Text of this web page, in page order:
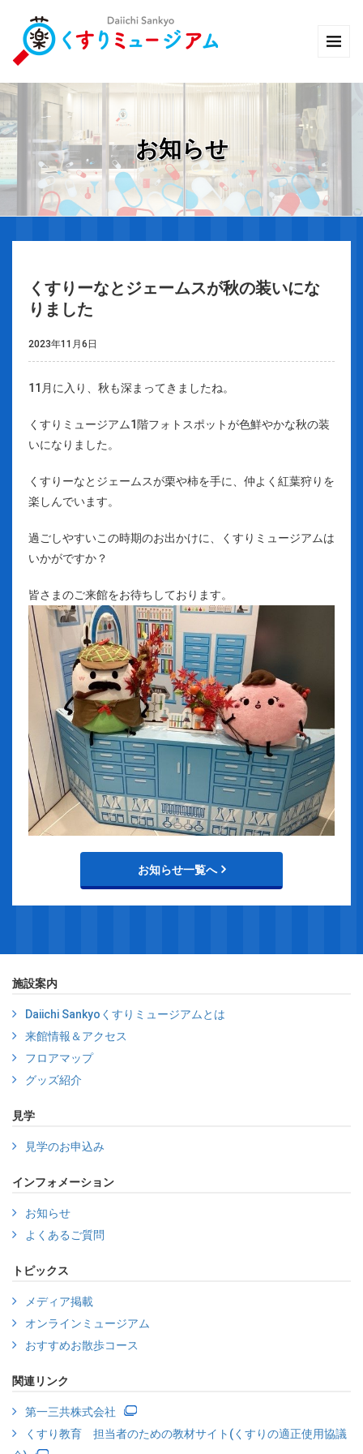
お知らせ
くすりーなとジェームスが秋の装いにな
りました
2023年11月6日
11月に入り、秋も深まってきましたね。
くすりミュージアム1階フォトスポットが色鮮やかな秋の装
いになりました。
くすりーなとジェームスが栗や柿を手に、仲よく紅葉狩りを
楽しんでいます。
過ごしやすいこの時期のお出かけに、くすりミュージアムは
いかがですか？
皆さまのご来館をお待ちしております。
お知らせ一覧へ
施設案内
Daiichi Sankyoくすりミュージアムとは
来館情報＆アクセス
フロアマップ
グッズ紹介
見学
見学のお申込み
インフォメーション
お知らせ
よくあるご質問
トピックス
メディア掲載
オンラインミュージアム
おすすめお散歩コース
関連リンク
第一三共株式会社
くすり教育 担当者のための教材サイト(くすりの適正使用協議